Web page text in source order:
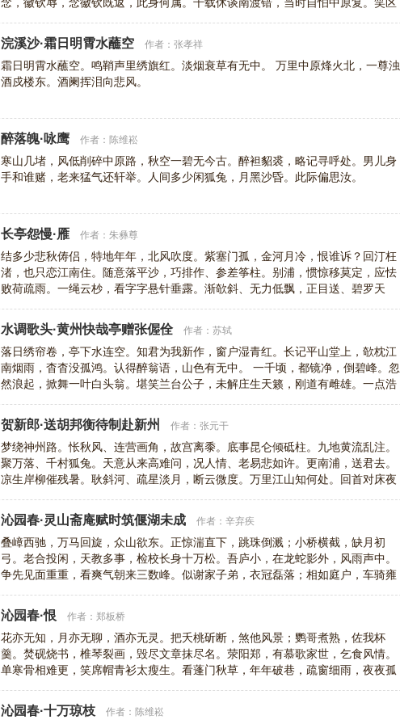
浣溪沙·霜日明霄水蘸空 作者： 张孝祥
霜日明霄水蘸空。鸣鞘声里绣旗红。淡烟衰草有无中。 万里中原烽火北，一尊浊
酒戍楼东。酒阑挥泪向悲风。
醉落魄·咏鹰 作者： 陈维崧
寒山几堵，风低削碎中原路，秋空一碧无今古。醉袒貂裘，略记寻呼处。男儿身
手和谁赌，老来猛气还轩举。人间多少闲狐兔，月黑沙昏。此际偏思汝。
长亭怨慢·雁 作者： 朱彝尊
结多少悲秋俦侣，特地年年，北风吹度。紫塞门孤，金河月冷，恨谁诉？回汀枉
渚，也只恋江南住。随意落平沙，巧排作、参差筝柱。别浦，惯惊移莫定，应怯
败荷疏雨。一绳云杪，看字字悬针垂露。渐欹斜、无力低飘，正目送、碧罗天
水调歌头·黄州快哉亭赠张偓佺 作者： 苏轼
落日绣帘卷，亭下水连空。知君为我新作，窗户湿青红。长记平山堂上，欹枕江
南烟雨，杳杳没孤鸿。认得醉翁语，山色有无中。 一千顷，都镜净，倒碧峰。忽
然浪起，掀舞一叶白头翁。堪笑兰台公子，未解庄生天籁，刚道有雌雄。一点浩
贺新郎·送胡邦衡待制赴新州 作者： 张元干
梦绕神州路。怅秋风、连营画角，故宫离黍。底事昆仑倾砥柱。九地黄流乱注。
聚万落、千村狐兔。天意从来高难问，况人情、老易悲如许。更南浦，送君去。
凉生岸柳催残暑。耿斜河、疏星淡月，断云微度。万里江山知何处。回首对床夜
沁园春·灵山斋庵赋时筑偃湖未成 作者： 辛弃疾
叠嶂西驰，万马回旋，众山欲东。正惊湍直下，跳珠倒溅；小桥横截，缺月初
弓。老合投闲，天教多事，检校长身十万松。吾庐小，在龙蛇影外，风雨声中。
争先见面重重，看爽气朝来三数峰。似谢家子弟，衣冠磊落；相如庭户，车骑雍
沁园春·恨 作者： 郑板桥
花亦无知，月亦无聊，酒亦无灵。把夭桃斫断，煞他风景；鹦哥煮熟，佐我杯
羹。焚砚烧书，椎琴裂画，毁尽文章抹尽名。荥阳郑，有慕歌家世，乞食风情。
单寒骨相难更，笑席帽青衫太瘦生。看蓬门秋草，年年破巷，疏窗细雨，夜夜孤
沁园春·十万琼枝 作者： 陈维崧